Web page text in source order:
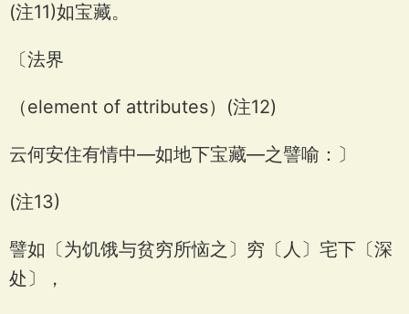
(注11)如宝藏。
〔法界
（element of attributes）(注12)
云何安住有情中—如地下宝藏—之譬喻：〕
(注13)
譬如〔为饥饿与贫穷所恼之〕穷〔人〕宅下〔深
处〕，